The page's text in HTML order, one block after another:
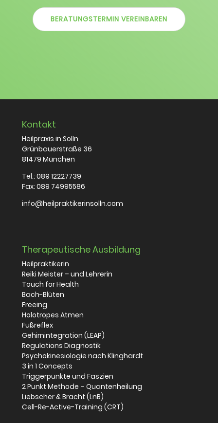
BERATUNGSTERMIN VEREINBAREN
Kontakt
Heilpraxis in Solln
Grünbauerstraße 36
81479 München
Tel.: 089 12227739
Fax: 089 74995586
info@heilpraktikerinsolln.com
Therapeutische Ausbildung
Heilpraktikerin
Reiki Meister – und Lehrerin
Touch for Health
Bach-Blüten
Freeing
Holotropes Atmen
Fußreflex
Gehirnintegration (LEAP)
Regulations Diagnostik
Psychokinesiologie nach Klinghardt
3 in 1 Concepts
Triggerpunkte und Faszien
2 Punkt Methode – Quantenheilung
Liebscher & Bracht (LnB)
Cell-Re-Active-Training (CRT)